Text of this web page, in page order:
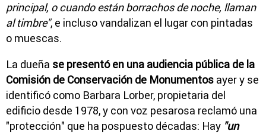
principal, o cuando están borrachos de noche, llaman
al timbre", e incluso vandalizan el lugar con pintadas
o muescas.
La dueña se presentó en una audiencia pública de la
Comisión de Conservación de Monumentos ayer y se
identificó como Barbara Lorber, propietaria del
edificio desde 1978, y con voz pesarosa reclamó una
"protección" que ha pospuesto décadas: Hay "un